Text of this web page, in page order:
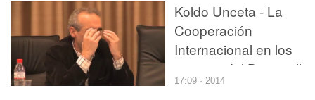
Koldo Unceta - La
Cooperación
Internacional en los
tiempos del Desarrollo
Humano - parte 4 de 4
17:09 · 2014